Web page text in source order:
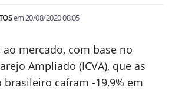
em20/08/2020 08:05
mercado, com base no
Ampliado (ICVA), que as
brasileiro caíram -19,9% em